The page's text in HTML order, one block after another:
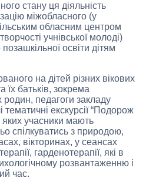
стану ця діяльність
міжобласного (у
обласним центром
учнівської молоді)
освіти дітям
на дітей різних вікових
їх батьків, зокрема
педагоги закладу
екскурсії “Подорож
яких учасники мають
спілкуватись з природою,
вікторинах, у сеансах
гарденотерапії, які в
розвантаженню і
час.